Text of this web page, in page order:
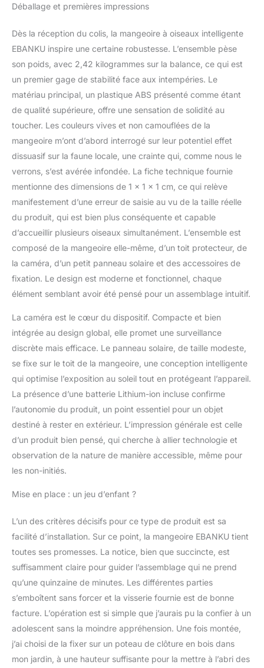
et les familles
oiseaux en ligne avec
moment du jour ou la
nuit tout en écoutant
Microphone intégré pour
repousser les non-
oiseaux lorsqu'ils
viennent manger la
automatiquement
capturer identifier les
oiseaux en visite et
enregistrer des images
vous avertissant l'arrivée
des oiseaux via notre
application. 【Wi-Fi 2,4
GHz et application
mangeoires intelligentes
pour oiseaux prend en
charge le Wi-Fi 2,4 GHz
(NON COMPATIBLE avec
un endroit avec un bon
signal Wi-Fi pour faciliter
l'équipement. Cette
caméra intelligente pour
oiseaux stocke jusqu'à 3
jours de photos et de
vidéos gratuitement, et
avec un abonnement ou
une carte SD afin que
vous puissiez choisir vos
photos ou vidéos
quand vous le souhaitez.
rechargeable intégrée de
5 200 mAh avec un kit
de mangeoire à oiseaux
intelligent avec panneau
alimentation continue à
la caméra, ce qui est plus
économe en énergie,
plus respectueux de
économe en énergie,
parfait pour une
Déballage et premières impressions
Dès la réception du colis, la mangeoire à oiseaux intelligente
EBANKU inspire une certaine robustesse. L’ensemble pèse
son poids, avec 2,42 kilogrammes sur la balance, ce qui est
un premier gage de stabilité face aux intempéries. Le
matériau principal, un plastique ABS présenté comme étant
de qualité supérieure, offre une sensation de solidité au
toucher. Les couleurs vives et non camouflées de la
mangeoire m’ont d’abord interrogé sur leur potentiel effet
dissuasif sur la faune locale, une crainte qui, comme nous le
verrons, s’est avérée infondée. La fiche technique fournie
mentionne des dimensions de 1 x 1 x 1 cm, ce qui relève
manifestement d’une erreur de saisie au vu de la taille réelle
du produit, qui est bien plus conséquente et capable
d’accueillir plusieurs oiseaux simultanément. L’ensemble est
composé de la mangeoire elle-même, d’un toit protecteur, de
la caméra, d’un petit panneau solaire et des accessoires de
fixation. Le design est moderne et fonctionnel, chaque
élément semblant avoir été pensé pour un assemblage intuitif.
La caméra est le cœur du dispositif. Compacte et bien
intégrée au design global, elle promet une surveillance
discrète mais efficace. Le panneau solaire, de taille modeste,
se fixe sur le toit de la mangeoire, une conception intelligente
qui optimise l’exposition au soleil tout en protégeant l’appareil.
La présence d’une batterie Lithium-ion incluse confirme
l’autonomie du produit, un point essentiel pour un objet
destiné à rester en extérieur. L’impression générale est celle
d’un produit bien pensé, qui cherche à allier technologie et
observation de la nature de manière accessible, même pour
les non-initiés.
Mise en place : un jeu d’enfant ?
L’un des critères décisifs pour ce type de produit est sa
facilité d’installation. Sur ce point, la mangeoire EBANKU tient
toutes ses promesses. La notice, bien que succincte, est
suffisamment claire pour guider l’assemblage qui ne prend
qu’une quinzaine de minutes. Les différentes parties
s’emboîtent sans forcer et la visserie fournie est de bonne
facture. L’opération est si simple que j’aurais pu la confier à un
adolescent sans la moindre appréhension. Une fois montée,
j’ai choisi de la fixer sur un poteau de clôture en bois dans
mon jardin, à une hauteur suffisante pour la mettre à l’abri des